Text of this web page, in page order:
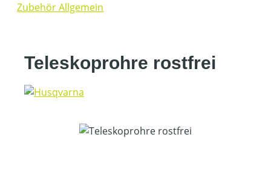
Zubehör Allgemein
Teleskoprohre rostfrei
Bildergalerie überspringen